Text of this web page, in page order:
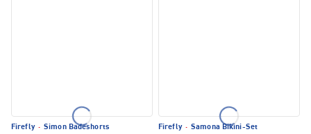
Firefly · Simon Badeshorts
Firefly · Samona Bikini-Set